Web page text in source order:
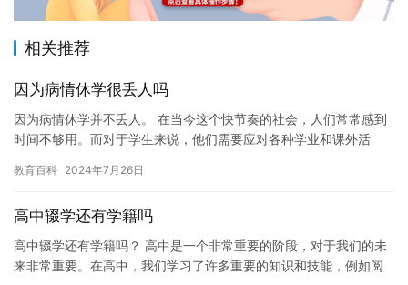
相关推荐
因为病情休学很丢人吗
因为病情休学并不丢人。 在当今这个快节奏的社会，人们常常感到
时间不够用。而对于学生来说，他们需要应对各种学业和课外活
羞耻感…
教育百科 2024年7月26日
高中辍学还有学籍吗
高中辍学还有学籍吗？ 高中是一个非常重要的阶段，对于我们的未
来非常重要。在高中，我们学习了许多重要的知识和技能，例如阅